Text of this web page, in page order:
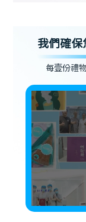
我們確保
每壹份禮